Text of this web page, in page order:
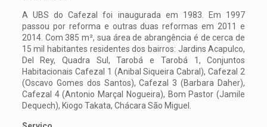
A UBS do Cafezal foi inaugurada em 1983. Em 1997
passou por reforma e outras duas reformas em 2011 e
2014. Com 385 m², sua área de abrangência é de cerca de
15 mil habitantes residentes dos bairros: Jardins Acapulco,
Del Rey, Quadra Sul, Tarobá e Tarobá 1, Conjuntos
Habitacionais Cafezal 1 (Anibal Siqueira Cabral), Cafezal 2
(Oscavo Gomes dos Santos), Cafezal 3 (Barbara Daher),
Cafezal 4 (Antonio Marçal Nogueira), Bom Pastor (Jamile
Dequech), Kiogo Takata, Chácara São Miguel.